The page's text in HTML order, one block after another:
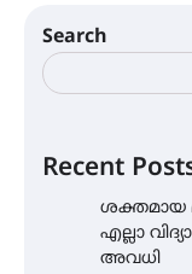
Search
Recent
ശക്തമായ
എല്ലാ
അവധി